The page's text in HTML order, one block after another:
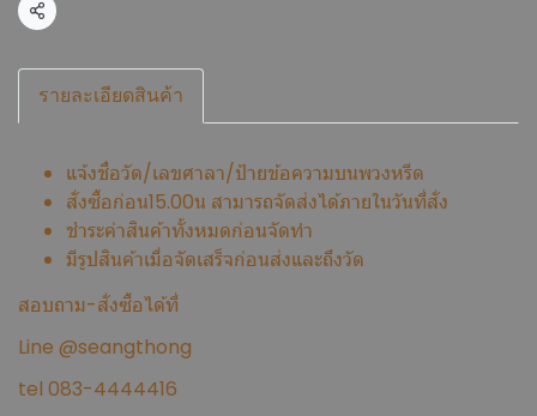
แชร์
รายละเอียดสินค้า
แจ้งชื่อวัด/เลขศาลา/ป้ายข้อความบนพวงหรีด
สั่งซื้อก่อน15.00น สามารถจัดส่งได้ภายในวันที่สั่ง
ชำระค่าสินค้าทั้งหมดก่อนจัดทำ
มีรูปสินค้าเมื่อจัดเสร็จก่อนส่งและถึงวัด
สอบถาม-สั่งซื้อได้ที่
Line @seangthong
tel 083-4444416